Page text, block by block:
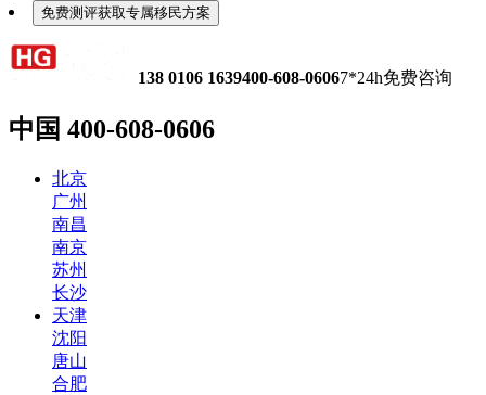
免费测评获取专属移民方案
138 0106 1639400-608-06067*24h免费咨询
中国 400-608-0606
北京
广州
南昌
南京
苏州
长沙
天津
沈阳
唐山
合肥